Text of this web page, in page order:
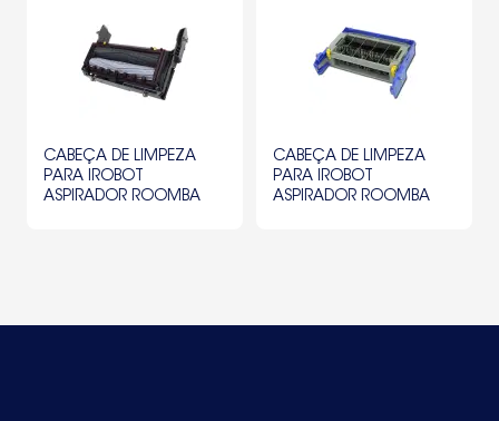
CABEÇA DE LIMPEZA
PARA IROBOT
ASPIRADOR ROOMBA
CABEÇA DE LIMPEZA
PARA IROBOT
ASPIRADOR ROOMBA